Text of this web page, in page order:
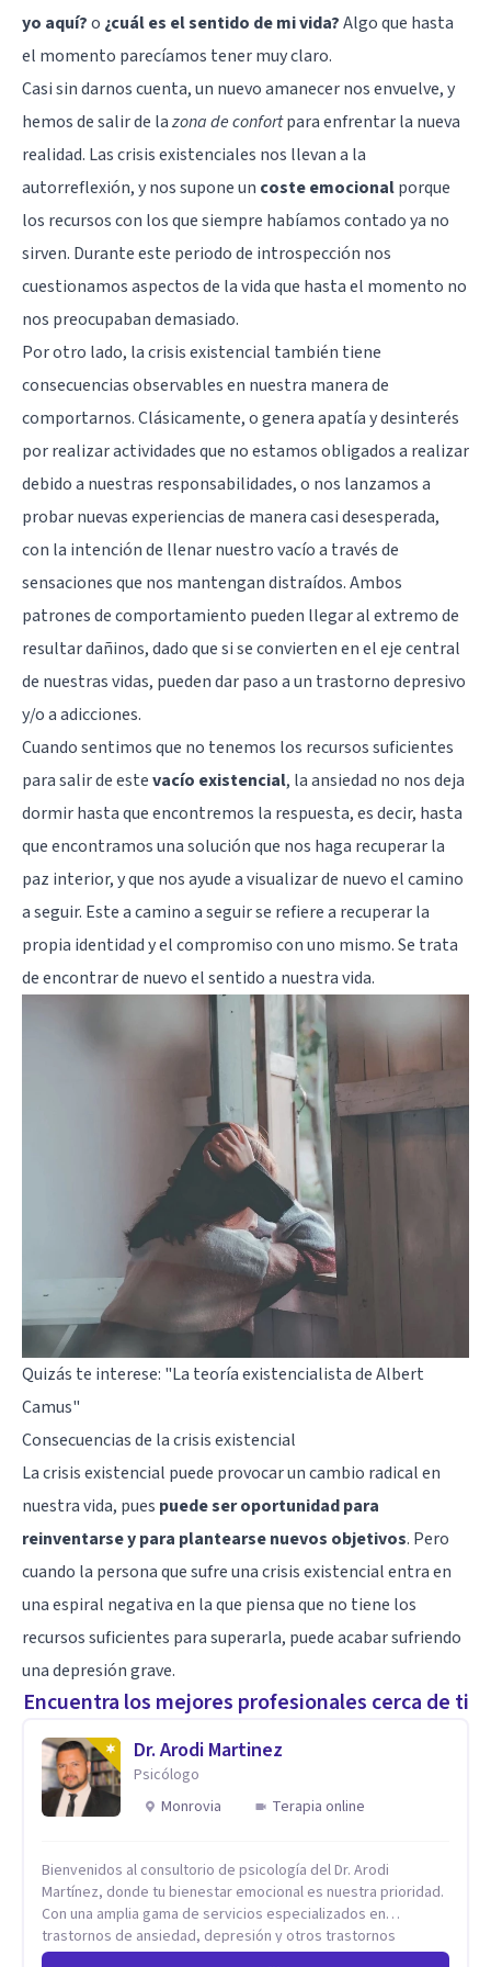
yo aquí?o ¿cuál es el sentido de mi vida?Algo que hasta
el momento parecíamos tener muy claro.
Casi sin darnos cuenta, un nuevo amanecer nos envuelve, y
hemos de salir de lazona de confortpara enfrentar la nueva
realidad. Las crisis existenciales nos llevan a la
autorreflexión, y nos supone un coste emocionalporque
los recursos con los que siempre habíamos contado ya no
sirven. Durante este periodo de introspección nos
cuestionamos aspectos de la vida que hasta el momento no
nos preocupaban demasiado.
Por otro lado, la crisis existencial también tiene
consecuencias observables en nuestra manera de
comportarnos. Clásicamente, o genera apatía y desinterés
por realizar actividades que no estamos obligados a realizar
debido a nuestras responsabilidades, o nos lanzamos a
probar nuevas experiencias de manera casi desesperada,
con la intención de llenar nuestro vacío a través de
sensaciones que nos mantengan distraídos. Ambos
patrones de comportamiento pueden llegar al extremo de
resultar dañinos, dado que si se convierten en el eje central
de nuestras vidas, pueden dar paso a un trastorno depresivo
y/o a adicciones.
Cuando sentimos que no tenemos los recursos suficientes
para salir de estevacío existencial, laansiedad no nos deja
dormir hasta que encontremos la respuesta, es decir, hasta
que encontramos una solución que nos haga recuperar la
paz interior, y que nos ayude a visualizar de nuevo el camino
a seguir. Este a camino a seguir se refiere a recuperar la
propia identidad y el compromiso con uno mismo. Se trata
de encontrar de nuevo el sentido a nuestra vida.
Quizás te interese: "La teoría existencialista de Albert
Camus"
Consecuencias de la crisis existencial
La crisis existencial puede provocar un cambio radical en
nuestra vida, pues puede ser oportunidad para
reinventarse y para plantearse nuevos objetivos. Pero
cuando la persona que sufre una crisis existencial entra en
una espiral negativa en la que piensa que no tiene los
recursos suficientes para superarla, puede acabar sufriendo
unadepresión grave.
Encuentra los mejores profesionales cerca de ti
Dr. Arodi Martinez
Psicólogo
Monrovia
Terapia online
Bienvenidos al consultorio de psicología del Dr. Arodi
Martínez, donde tu bienestar emocional es nuestra prioridad.
Con una amplia gama de servicios especializados en
trastornos de ansiedad, depresión y otros trastornos
emocionales, estamos dedicados a ofrecerte el mejor